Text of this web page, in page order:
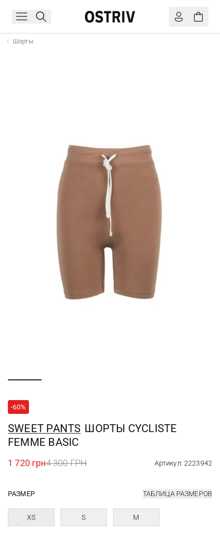
Шорты
-60%
SWEET PANTS ШОРТЫ CYCLISTE
FEMME BASIC
1 720 грн4 300 ГРН Артикул: 2223942
РАЗМЕР ТАБЛИЦА РАЗМЕРОВ
XS S M